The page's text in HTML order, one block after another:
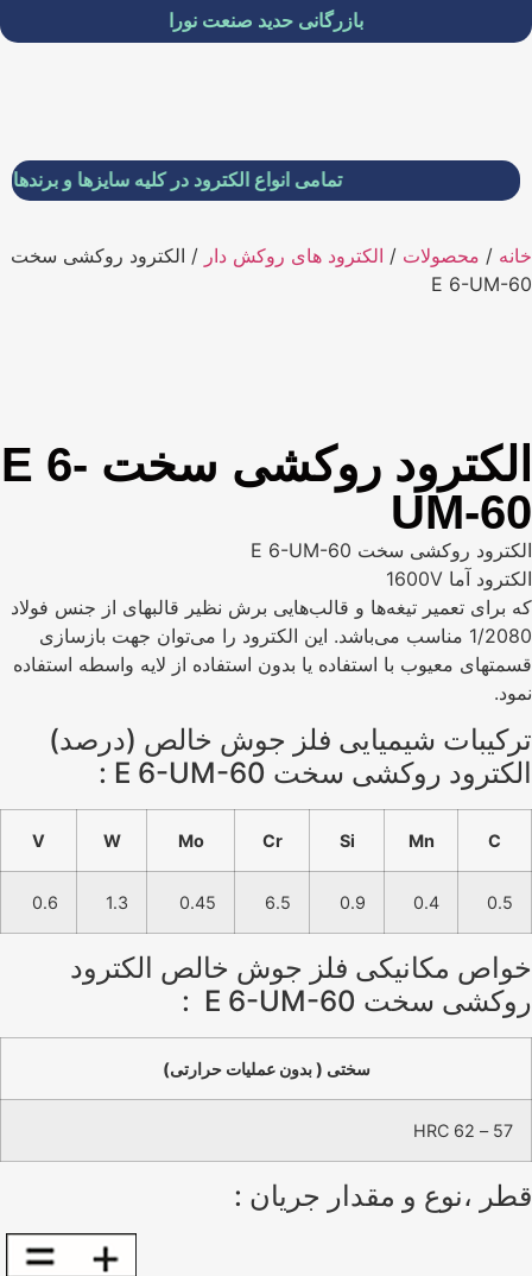
بازرگانی حدید صنعت نورا
تمامی انواع الکترود در کلیه سایزها و برندها
خانه / محصولات / الکترود های روکش دار / الکترود روکشی سخت
E 6-UM-60
الکترود روکشی سخت E 6-
UM-60
الکترود روکشی سخت E 6-UM-60
الکترود آما 1600V
که برای تعمیر تیغه‌ها و قالب‌هایی برش نظیر قالبهای از جنس فولاد
1/2080 مناسب می‌باشد. این الکترود را می‌توان جهت بازسازی
قسمتهای معیوب با استفاده یا بدون استفاده از لایه واسطه استفاده
نمود.
تركيبات شيميايی فلز جوش خالص (درصد)
الکترود روکشی سخت E 6-UM-60 :
C
Mn
Si
Cr
Mo
W
V
0.5
0.4
0.9
6.5
0.45
1.3
0.6
خواص مکانیکی فلز جوش خالص الکترود
روکشی سخت E 6-UM-60 :
سختی ( بدون عملیات حرارتی)
57 – 62 HRC
قطر ،نوع و مقدار جریان :